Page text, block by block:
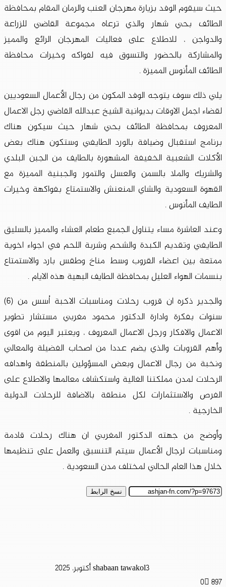
حيث سيقوم الوفد بزيارة مهرجان العنب والرمان المقام بمحافظة
الطائف بحي شهار والذي ترعاه مجموعة القاضي للزراعة
والدواجن ، للاطلاع على فعاليات المهرجان الرائع والمميز
والمشاركة بالحضور والتسوق فيه لفواكه وخيرات محافظة
الطائف المأنوس المميزة .
يلي ذلك سوف يتوجه الوفد المكون من رجال الأعمال السعوديين
لقضاء اجمل الاوقات بديوانية الشيخ عبدالله القاضي رجل الاعمال
المعروف بمحافظة الطائف بحي شهار حيث سيكون هناك
برنامج استقبال وضيافة بالورد الطايفي وستكون هناك بعض
الأكلات الشعبية الخفيفة المشهورة بالطايف من الجبن البلدي
والشريك والملا بالسمن والعسل والتمور والجبنية المميزة مع
القهوة السعودية والشاي المنعنش والاستمتاع بفواكهة وخيرات
الطايف المأنوس .
وعند العاشرة مساء يتناول الجمبع طعام العشاء والمميز بالسليق
الطايفي وتقديم الكبدة والشحم وشربة اللحم في اجواء اخوية
ممتعة بين اعضاء القروب وسط مناخ وطقس بارد والاستمتاع
بنسمات الهواء العليل بمحافظة الطايف البهية هذه الايام .
والجدير ذكره ان قروب رحلات ومناسبات الاحبة اُسس من (6)
سنوات بفكرة وادارة الدكتور محمود مغربي مستشار تطوير
الاعمال والافكار ورجل الاعمال المعروف ، ويعتبر اليوم من اقوى
وأهم القروبات والذي يضم عددا من اصحاب الفضيلة والمعالي
ونخبة من رجال الاعمال وبعض المسؤولين بالمنطقة واهدافه
الرحلات لمدن مملكتنا الغالية واستكشاف معالمها والاطلاع على
الفرص والاستثمارات لكل منطقة بالاضافة للرحلات الدولية
الخارجية .
وأوضح من جهته الدكتور المغربي ان هناك رحلات قادمة
ومناسبات لرجال الأعمال سيتم التنسبق والعمل على تنظيمها
خلال هذا العام الحالي لمختلف مدن السعودية .
نسخ الرابط
shabaan tawakol3 أكتوبر، 2025
0 897